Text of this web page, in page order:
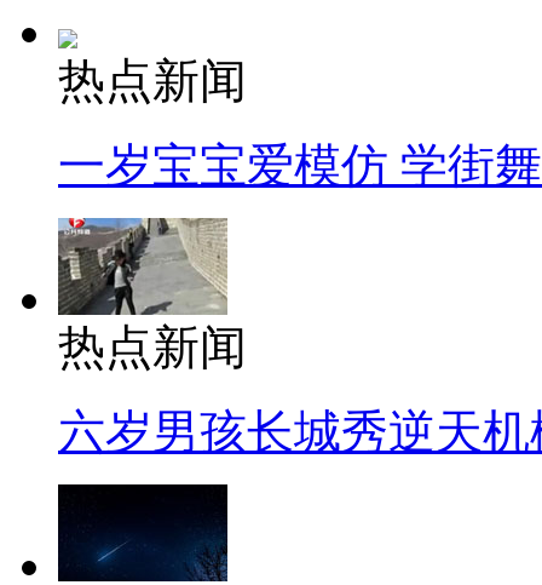
热点新闻
一岁宝宝爱模仿 学街
热点新闻
六岁男孩长城秀逆天机